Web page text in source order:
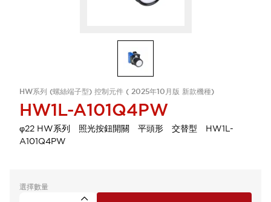
HW系列 (螺絲端子型) 控制元件 ( 2025年10月版 新款機種)
HW1L-A101Q4PW
φ22 HW系列 照光按鈕開關 平頭形 交替型 HW1L-
A101Q4PW
選擇數量